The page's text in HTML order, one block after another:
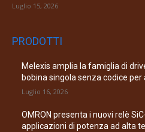
Luglio 15, 2026
PRODOTTI
Melexis amplia la famiglia di
bobina singola senza codice per
Luglio 16, 2026
OMRON presenta i nuovi relè
applicazioni di potenza ad alta